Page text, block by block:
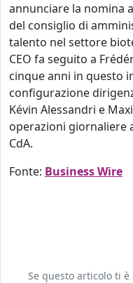
annunciare la nomina
del consiglio di
talento nel settore
CEO fa seguito a
cinque anni in questo
configurazione
Kévin Alessandri e
operazioni giornaliere
CdA.
Fonte: Business Wire
Se questo articolo ti